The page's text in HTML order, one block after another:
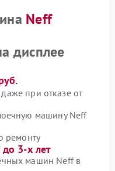
Neff
дисплее
даже при отказе от
машину Neff
ремонту
до 3-х лет
машин Neff в